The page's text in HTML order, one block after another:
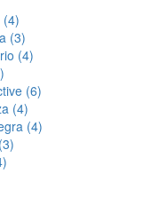
(4)
(3)
(4)
(6)
(4)
(4)
(3)